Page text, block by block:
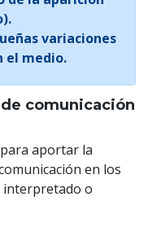
variaciones
el medio.
de comunicación
aportar la
en los
interpretado o